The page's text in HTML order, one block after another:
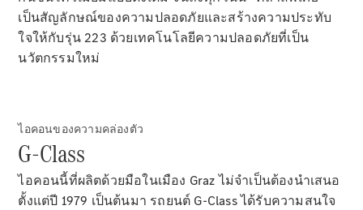
Maybach S-
Class
Mercedes-
Benz Online
Showroom
เอสยูวี
เป็นสัญลักษณ์ของความปลอดภัยและสร้างความประทับ
ใจให้กับรุ่น 223 ด้วยเทคโนโลยีความปลอดภัยที่เป็น
นวัตกรรมใหม่
ไอคอนของความคล่องตัว
G-Class
ไอคอนนี้ที่ผลิตด้วยมือในเมือง Graz ไม่จำเป็นต้องนำเสนอ
ตั้งแต่ปี 1979 เป็นต้นมา รถยนต์ G-Class ได้รับความสนใจ